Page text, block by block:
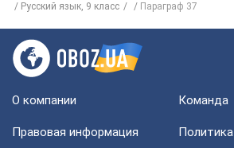
Русский язык, 9 класс
Параграф 37
О компании Команда
Правовая информация
Политика